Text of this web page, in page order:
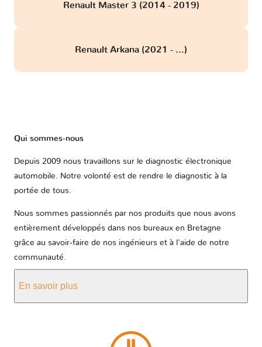
Renault Master 3 (2014 - 2019)
Renault Arkana (2021 - ...)
Qui sommes-nous
Depuis 2009 nous travaillons sur le diagnostic électronique
automobile. Notre volonté est de rendre le diagnostic à la
portée de tous.
Nous sommes passionnés par nos produits que nous avons
entièrement développés dans nos bureaux en Bretagne
grâce au savoir-faire de nos ingénieurs et à l'aide de notre
communauté.
En savoir plus